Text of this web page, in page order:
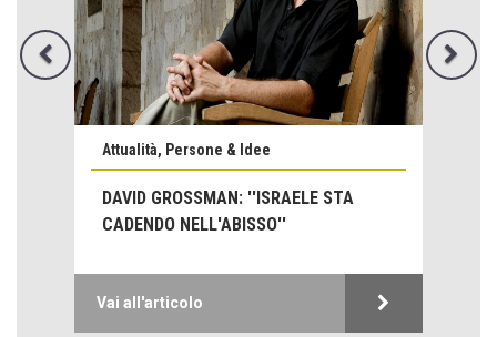
Attualità, Persone & Idee
DAVID GROSSMAN: ''ISRAELE STA
CADENDO NELL'ABISSO''
Vai all'articolo
Emilio Isgrò, il cancellatore
ARTE militante
Come difendere la pelle dal sole
Proteggersi, sempre
Hotels, B&B e Ristoranti... 10 & lode
Bolzano: L'Eisenhut Boutique Hotel